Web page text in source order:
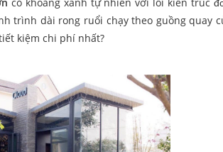
trình dài rong ruổi chạy theo guồng quay
kiệm chi phí nhất?